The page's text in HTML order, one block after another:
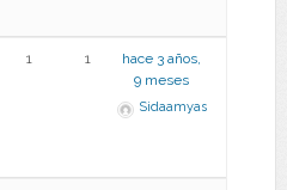
1 1
hace 3 años,
9 meses
Sidaamyas